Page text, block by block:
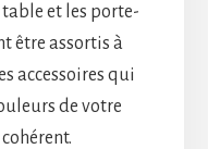
table et les porte-
être assortis à
accessoires qui
de votre